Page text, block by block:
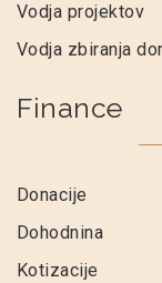
Vodja projektov
Vodja zbiranja
Finance
Donacije
Dohodnina
Kotizacije